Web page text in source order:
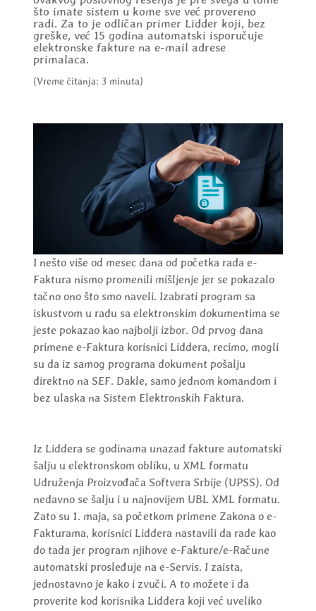
što imate sistem u kome sve već provereno
radi. Za to je odličan primer Lidder koji, bez
greške, već 15 godina automatski isporučuje
elektronske fakture na e-mail adrese
primalaca.
(Vreme čitanja: 3 minuta)
I nešto više od mesec dana od početka rada e-
Faktura nismo promenili mišljenje jer se pokazalo
tačno ono što smo naveli. Izabrati program sa
iskustvom u radu sa elektronskim dokumentima se
jeste pokazao kao najbolji izbor. Od prvog dana
primene e-Faktura korisnici Liddera, recimo, mogli
su da iz samog programa dokument pošalju
direktno na SEF. Dakle, samo jednom komandom i
bez ulaska na Sistem Elektronskih Faktura.
Iz Liddera se godinama unazad fakture automatski
šalju u elektronskom obliku, u XML formatu
Udruženja Proizvođača Softvera Srbije (UPSS). Od
nedavno se šalju i u najnovijem UBL XML formatu.
Zato su 1. maja, sa početkom primene Zakona o e-
Fakturama, korisnici Liddera nastavili da rade kao
do tada jer program njihove e-Fakture/e-Račune
automatski prosleđuje na e-Servis. I zaista,
jednostavno je kako i zvuči. A to možete i da
proverite kod korisnika Liddera koji već uveliko